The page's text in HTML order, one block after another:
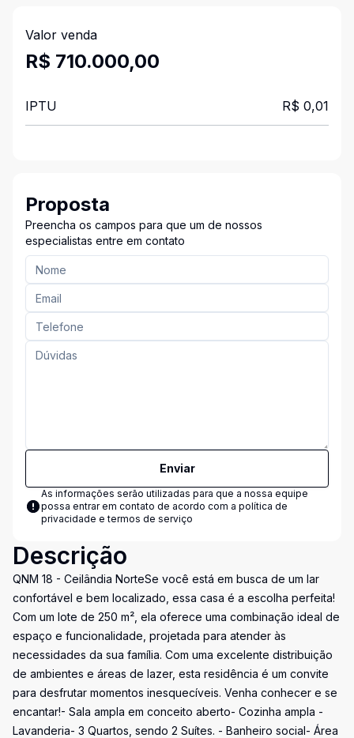
Valor venda
R$ 710.000,00
IPTU R$ 0,01
Proposta
Preencha os campos para que um de nossos
especialistas entre em contato
Enviar
As informações serão utilizadas para que a nossa equipe
possa entrar em contato de acordo com a política de
privacidade e termos de serviço
Descrição
QNM 18 - Ceilândia NorteSe você está em busca de um lar
confortável e bem localizado, essa casa é a escolha perfeita!
Com um lote de 250 m², ela oferece uma combinação ideal de
espaço e funcionalidade, projetada para atender às
necessidades da sua família. Com uma excelente distribuição
de ambientes e áreas de lazer, esta residência é um convite
para desfrutar momentos inesquecíveis. Venha conhecer e se
encantar!- Sala ampla em conceito aberto- Cozinha ampla -
Lavanderia- 3 Quartos, sendo 2 Suítes. - Banheiro social- Área